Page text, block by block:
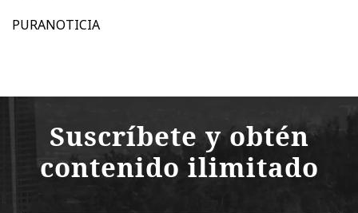
PURANOTICIA